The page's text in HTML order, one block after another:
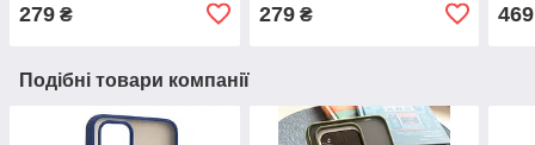
Poco X6 Pro 5G / K70E
279 ₴
Poco X6 Pro 5G / K70E
279₴ 469
Подібні товари компанії